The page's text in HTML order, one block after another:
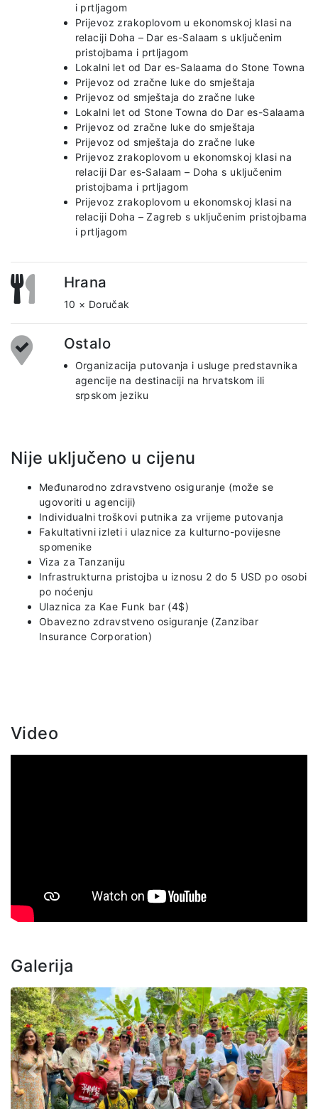
i prtljagom
Prijevoz zrakoplovom u ekonomskoj klasi na
relaciji Doha – Dar es-Salaam s uključenim
pristojbama i prtljagom
Lokalni let od Dar es-Salaama do Stone Towna
Prijevoz od zračne luke do smještaja
Prijevoz od smještaja do zračne luke
Lokalni let od Stone Towna do Dar es-Salaama
Prijevoz od zračne luke do smještaja
Prijevoz od smještaja do zračne luke
Prijevoz zrakoplovom u ekonomskoj klasi na
relaciji Dar es-Salaam – Doha s uključenim
pristojbama i prtljagom
Prijevoz zrakoplovom u ekonomskoj klasi na
relaciji Doha – Zagreb s uključenim pristojbama
i prtljagom
Hrana
10 × Doručak
Ostalo
Organizacija putovanja i usluge predstavnika
agencije na destinaciji na hrvatskom ili
srpskom jeziku
Nije uključeno u cijenu
Međunarodno zdravstveno osiguranje (može se
ugovoriti u agenciji)
Individualni troškovi putnika za vrijeme putovanja
Fakultativni izleti i ulaznice za kulturno-povijesne
spomenike
Viza za Tanzaniju
Infrastrukturna pristojba u iznosu 2 do 5 USD po osobi
po noćenju
Ulaznica za Kae Funk bar (4$)
Obavezno zdravstveno osiguranje (Zanzibar
Insurance Corporation)
Video
Galerija
Prethodno